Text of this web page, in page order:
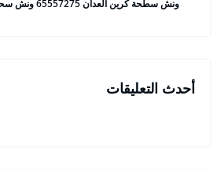
ونش سطحة كرين العدان 65557275 ونش سحب وانقاذ سيارات
أحدث التعليقات